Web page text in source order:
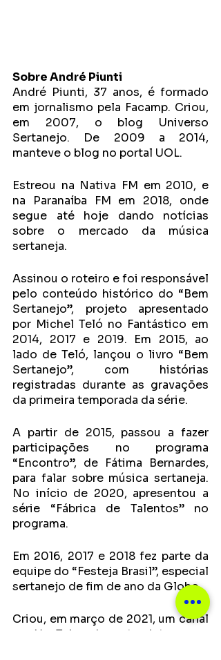
Sobre André Piunti
André Piunti, 37 anos, é formado
em jornalismo pela Facamp. Criou,
em 2007, o blog Universo
Sertanejo. De 2009 a 2014,
manteve o blog no portal UOL.
Estreou na Nativa FM em 2010, e
na Paranaíba FM em 2018, onde
segue até hoje dando notícias
sobre o mercado da música
sertaneja.
Assinou o roteiro e foi responsável
pelo conteúdo histórico do “Bem
Sertanejo”, projeto apresentado
por Michel Teló no Fantástico em
2014, 2017 e 2019. Em 2015, ao
lado de Teló, lançou o livro “Bem
Sertanejo”, com histórias
registradas durante as gravações
da primeira temporada da série.
A partir de 2015, passou a fazer
participações no programa
“Encontro”, de Fátima Bernardes,
para falar sobre música sertaneja.
No início de 2020, apresentou a
série “Fábrica de Talentos” no
programa.
Em 2016, 2017 e 2018 fez parte da
equipe do “Festeja Brasil”, especial
sertanejo de fim de ano da Globo.
Criou, em março de 2021, um canal
no YouTube de entrevistas com